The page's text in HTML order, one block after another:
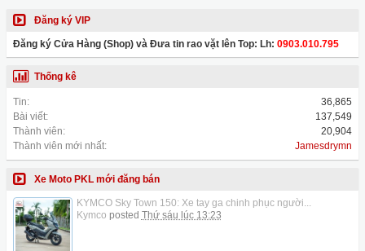
Đăng ký VIP
Đăng ký Cửa Hàng (Shop) và Đưa tin rao vặt lên Top: Lh: 0903.010.795
Thống kê
Tin:
36,865
Bài viết:
137,549
Thành viên:
20,904
Thành viên mới nhất:
Jamesdrymn
Xe Moto PKL mới đăng bán
KYMCO Sky Town 150: Xe tay ga chinh phục người...
Kymco posted Thứ sáu lúc 13:23